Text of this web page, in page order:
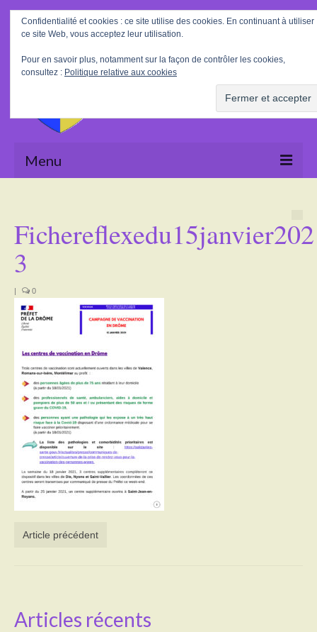
Rechercher
:
Menu
La Mairie
Tourisme
Actualités
Poésie
Contact
Heures d’ouverture
Démarches administratives
CONSEILLER NUMERIQUE
3
| 0
Article précédent
Articles récents
Confidentialité et cookies : ce site utilise des cookies. En continuant à utiliser
ce site Web, vous acceptez leur utilisation.
Pour en savoir plus, notamment sur la façon de contrôler les cookies,
consultez : Politique relative aux cookies